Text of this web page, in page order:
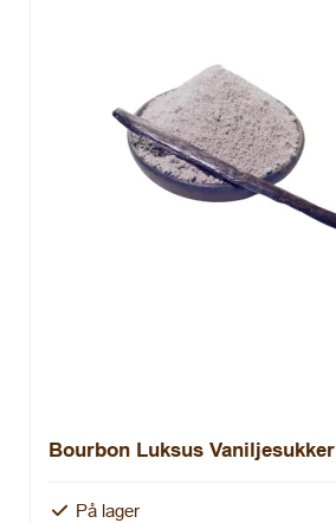
Bourbon Luksus Vaniljesukker
På lager